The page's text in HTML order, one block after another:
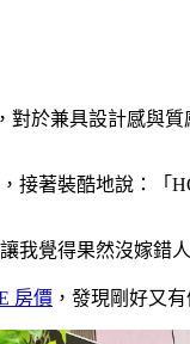
對於兼具設計感與
接著裝酷地說：「
我覺得果然沒嫁錯
房價 ，發現剛好又